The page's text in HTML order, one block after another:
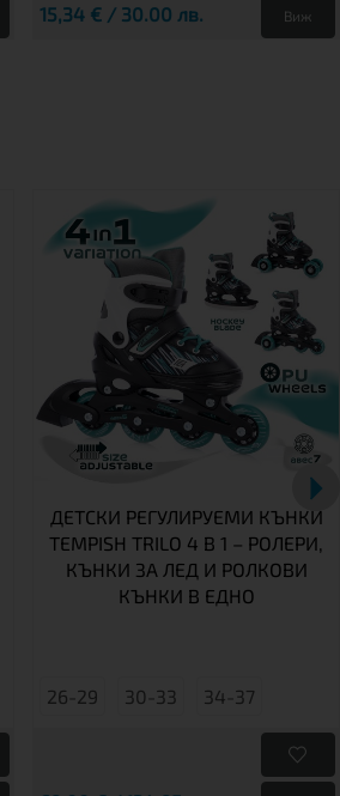
15,34 € / 30.00 лв. Виж
ДЕТСКИ РЕГУЛИРУЕМИ КЪНКИ
TEMPISH TRILO 4 В 1 – РОЛЕРИ,
КЪНКИ ЗА ЛЕД И РОЛКОВИ
КЪНКИ В ЕДНО
26-29 30-33 34-37